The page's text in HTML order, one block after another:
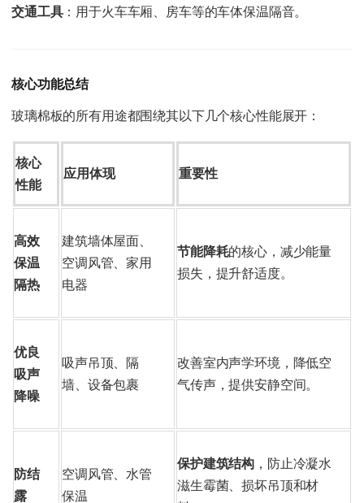
交通工具：用于火车车厢、房车等的车体保温隔音。
核心功能总结
玻璃棉板的所有用途都围绕其以下几个核心性能展开：
核心
性能
应用体现 重要性
高效
保温
隔热
建筑墙体屋面、
空调风管、家用
电器
节能降耗的核心，减少能量
损失，提升舒适度。
优良
吸声
降噪
吸声吊顶、隔
墙、设备包裹
改善室内声学环境，降低空
气传声，提供安静空间。
防结
露
空调风管、水管
保温
保护建筑结构 ，防止冷凝水
滋生霉菌、损坏吊顶和材